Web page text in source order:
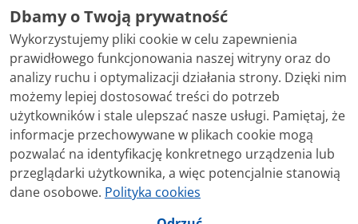
Skontaktuj się z nami
Treści zamieszczone w serwisie udostępniamy
bezpłatnie. Korzystanie z treści opublikowanych w
serwisie podatki.gov.pl, niezależnie od celu i sposobu
korzystania, nie wymaga zgody Ministerstwa Finansów.
Treści znaczone w serwisie jako treści będące
przedmiotem praw autorskich, o ile nie jest to
Dbamy o Twoją prywatność
Wykorzystujemy pliki cookie w celu zapewnienia
prawidłowego funkcjonowania naszej witryny oraz do
analizy ruchu i optymalizacji działania strony. Dzięki nim
możemy lepiej dostosować treści do potrzeb
użytkowników i stale ulepszać nasze usługi. Pamiętaj, że
informacje przechowywane w plikach cookie mogą
pozwalać na identyfikację konkretnego urządzenia lub
przeglądarki użytkownika, a więc potencjalnie stanowią
dane osobowe. Polityka cookies